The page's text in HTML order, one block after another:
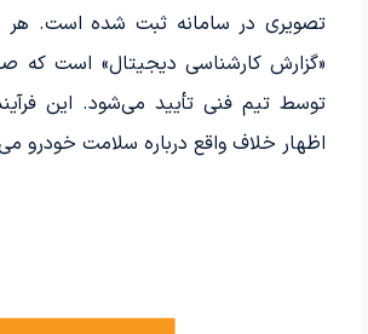
تصویری در سامانه ثبت شده است. هر
«گزارش کارشناسی دیجیتال» است که
توسط تیم فنی تأیید می‌شود. این
اظهار خلاف واقع درباره سلامت خودرو